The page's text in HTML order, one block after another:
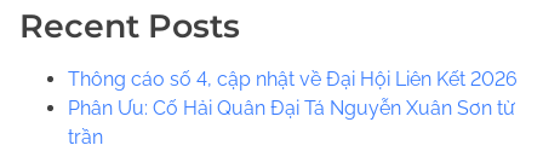
Recent Posts
Thông cáo số 4, cập nhật về Đại Hội Liên Kết 2026
Phân Ưu: Cố Hải Quân Đại Tá Nguyễn Xuân Sơn từ
trần